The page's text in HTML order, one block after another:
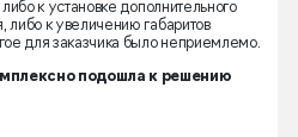
к установке дополнительного
либо к увеличению габаритов
для заказчика было неприемлемо.
подошла к решению